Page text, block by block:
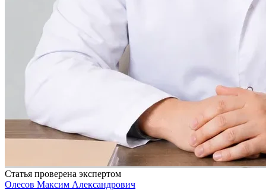
Статья проверена экспертом
Олесов Максим Александрович